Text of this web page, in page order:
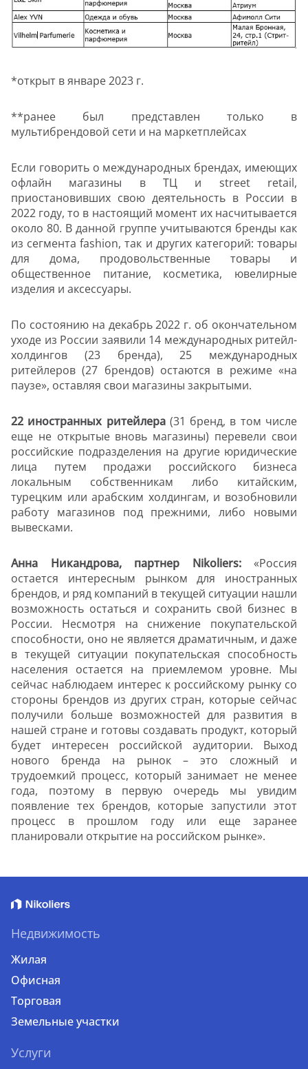
*открыт в январе 2023 г.
**ранее был представлен только в
мультибрендовой сети и на маркетплейсах
Если говорить о международных брендах, имеющих
офлайн магазины в ТЦ и street retail,
приостановивших свою деятельность в России в
2022 году, то в настоящий момент их насчитывается
около 80. В данной группе учитываются бренды как
из сегмента fashion, так и других категорий: товары
для дома, продовольственные товары и
общественное питание, косметика, ювелирные
изделия и аксессуары.
По состоянию на декабрь 2022 г. об окончательном
уходе из России заявили 14 международных ритейл-
холдингов (23 бренда), 25 международных
ритейлеров (27 брендов) остаются в режиме «на
паузе», оставляя свои магазины закрытыми.
22 иностранных ритейлера(31 бренд, в том числе
еще не открытые вновь магазины) перевели свои
российские подразделения на другие юридические
лица путем продажи российского бизнеса
локальным собственникам либо китайским,
турецким или арабским холдингам, и возобновили
работу магазинов под прежними, либо новыми
вывесками.
Анна Никандрова, партнер Nikoliers: «Россия
остается интересным рынком для иностранных
брендов, и ряд компаний в текущей ситуации нашли
возможность остаться и сохранить свой бизнес в
России. Несмотря на снижение покупательской
способности, оно не является драматичным, и даже
в текущей ситуации покупательская способность
населения остается на приемлемом уровне. Мы
сейчас наблюдаем интерес к российскому рынку со
стороны брендов из других стран, которые сейчас
получили больше возможностей для развития в
нашей стране и готовы создавать продукт, который
будет интересен российской аудитории. Выход
нового бренда на рынок – это сложный и
трудоемкий процесс, который занимает не менее
года, поэтому в первую очередь мы увидим
появление тех брендов, которые запустили этот
процесс в прошлом году или еще заранее
планировали открытие на российском рынке».
Недвижимость
Жилая
Офисная
Торговая
Земельные участки
Услуги